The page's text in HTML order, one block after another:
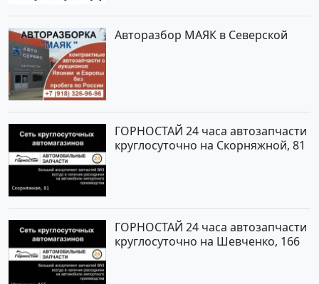
Авторазбор МАЯК в Северской
ГОРНОСТАЙ 24 часа автозапчасти
круглосуточно на Скорняжной, 81
ГОРНОСТАЙ 24 часа автозапчасти
круглосуточно на Шевченко, 166